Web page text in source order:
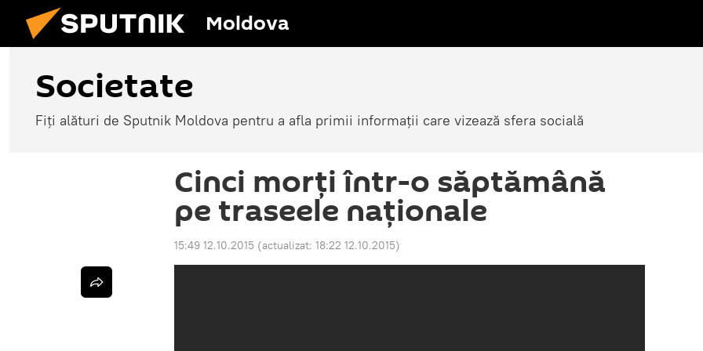
Moldova
Societate
Fiți alături de Sputnik Moldova pentru a afla primii informații care vizează sfera socială
Cinci morţi într-o săptămână
pe traseele naţionale
15:49 12.10.2015 (actualizat: 18:22 12.10.2015)